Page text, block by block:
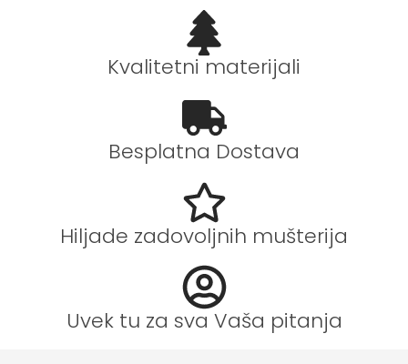
Kvalitetni materijali
Besplatna Dostava
Hiljade zadovoljnih mušterija
Uvek tu za sva Vaša pitanja